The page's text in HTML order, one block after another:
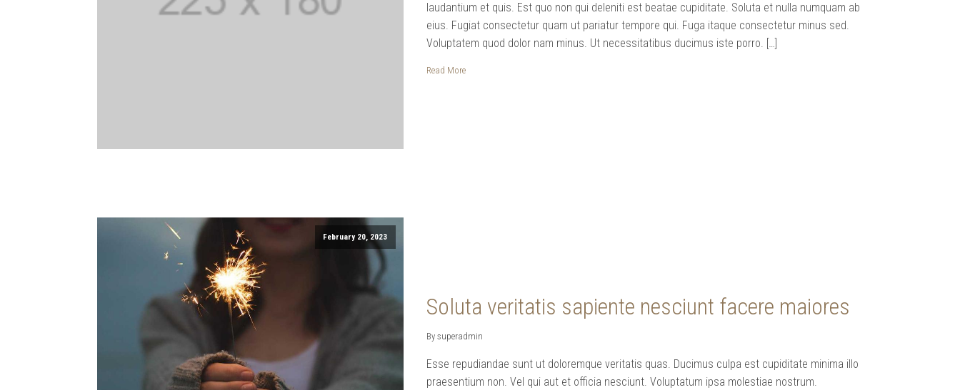
laudantium et quis. Est quo non qui deleniti est beatae cupiditate. Soluta et nulla numquam ab
eius. Fugiat consectetur quam ut pariatur tempore qui. Fuga itaque consectetur minus sed.
Voluptatem quod dolor nam minus. Ut necessitatibus ducimus iste porro. […]
Read More
February 20, 2023
Soluta veritatis sapiente nesciunt facere maiores
By superadmin
Esse repudiandae sunt ut doloremque veritatis quas. Ducimus culpa est cupiditate minima illo
praesentium non. Vel qui aut et officia nesciunt. Voluptatum ipsa molestiae nostrum.